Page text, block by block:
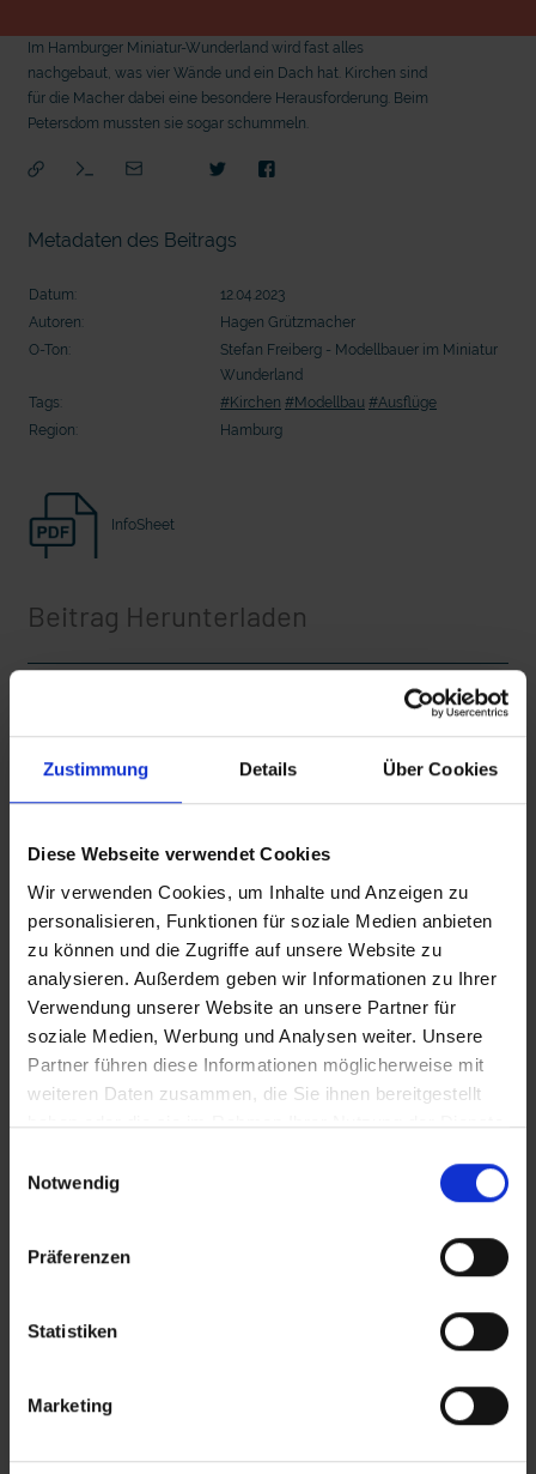
Zustimmung Details Über Cookies
Diese Webseite verwendet Cookies
Wir verwenden Cookies, um Inhalte und Anzeigen zu
personalisieren, Funktionen für soziale Medien anbieten
zu können und die Zugriffe auf unsere Website zu
analysieren. Außerdem geben wir Informationen zu Ihrer
Verwendung unserer Website an unsere Partner für
soziale Medien, Werbung und Analysen weiter. Unsere
Partner führen diese Informationen möglicherweise mit
weiteren Daten zusammen, die Sie ihnen bereitgestellt
haben oder die sie im Rahmen Ihrer Nutzung der Dienste
Notwendig
Präferenzen
Statistiken
Marketing
Landstraße" oder "Deppen der Nation"?
mit epd Text
Im Hamburger Miniatur-Wunderland wird fast alles
nachgebaut, was vier Wände und ein Dach hat. Kirchen sind
für die Macher dabei eine besondere Herausforderung. Beim
Petersdom mussten sie sogar schummeln.
Metadaten des Beitrags
Datum:
12.04.2023
Autoren:
Hagen Grützmacher
O-Ton:
Stefan Freiberg - Modellbauer im Miniatur
Wunderland
Tags:
#Kirchen #Modellbau #Ausflüge
Region:
Hamburg
InfoSheet
Beitrag Herunterladen
epd_Mini_Kirchen_CLEAN
epd_Mini_Kirchen_IT.mp4
Zusätzliches Material
Bilder
interessieren